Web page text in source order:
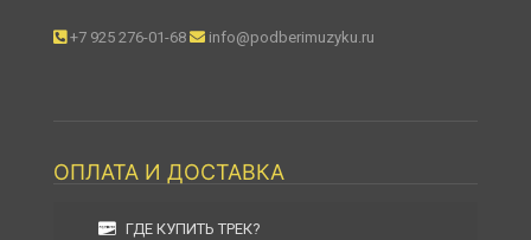
+7 925 276-01-68 info@podberimuzyku.ru
ОПЛАТА И ДОСТАВКА
ГДЕ КУПИТЬ ТРЕК?